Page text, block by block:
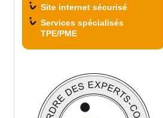
Site internet sécurisé
Services spécialisés
TPE/PME